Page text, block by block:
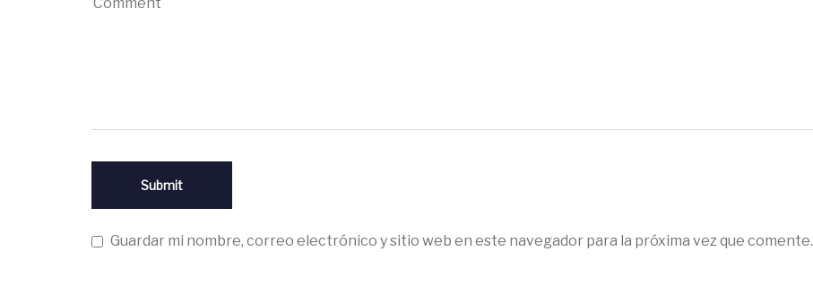
Guardar mi nombre, correo electrónico y sitio web en este navegador para la próxima vez que comente.